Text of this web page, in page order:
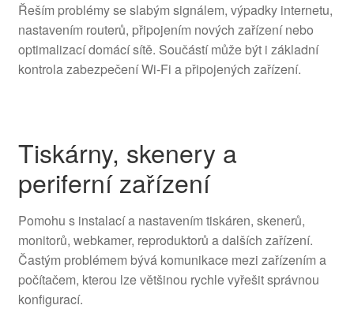
Řeším problémy se slabým signálem, výpadky internetu,
nastavením routerů, připojením nových zařízení nebo
optimalizací domácí sítě. Součástí může být i základní
kontrola zabezpečení Wi-Fi a připojených zařízení.
Tiskárny, skenery a
periferní zařízení
Pomohu s instalací a nastavením tiskáren, skenerů,
monitorů, webkamer, reproduktorů a dalších zařízení.
Častým problémem bývá komunikace mezi zařízením a
počítačem, kterou lze většinou rychle vyřešit správnou
konfigurací.